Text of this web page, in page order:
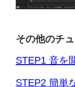
その他のチ
STEP1 音を
STEP2 簡単